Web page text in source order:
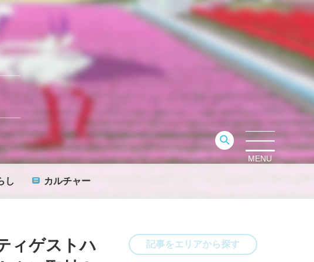
MENU
し カルチャー
ィゲストハ
記事をエリアから探す